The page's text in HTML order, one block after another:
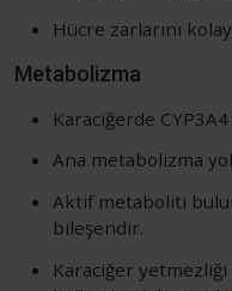
Hücre zarlarını
Metabolizma
Karaciğerde
Ana metabolizma
Aktif metaboliti
bileşendir.
Karaciğer